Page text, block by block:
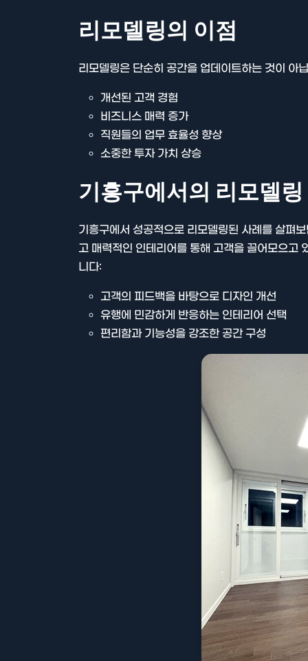
리모델링의 이점
리모델링은 단순히 공간을 업데이트하는 것이 아
개선된 고객 경험
비즈니스 매력 증가
직원들의 업무 효율성 향상
소중한 투자 가치 상승
기흥구에서의 리모델
기흥구에서 성공적으로 리모델링된 사례를 살펴
고 매력적인 인테리어를 통해 고객을 끌어모으고
니다:
고객의 피드백을 바탕으로 디자인 개선
유행에 민감하게 반응하는 인테리어 선택
편리함과 기능성을 강조한 공간 구성